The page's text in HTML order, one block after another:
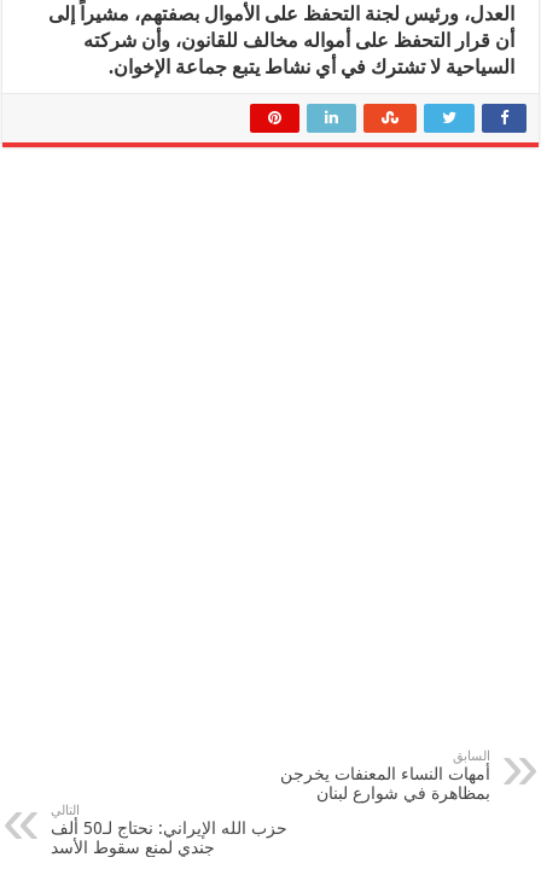
العدل، ورئيس لجنة التحفظ على الأموال بصفتهم، مشيراً إلى
أن قرار التحفظ على أمواله مخالف للقانون، وأن شركته
السياحية لا تشترك في أي نشاط يتبع جماعة الإخوان.
السابق
أمهات النساء المعنفات يخرجن
بمظاهرة في شوارع لبنان
التالي
حزب الله الإيراني: نحتاج لـ50 ألف
جندي لمنع سقوط الأسد